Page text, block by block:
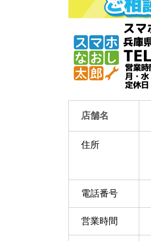
店舗名
住所
電話番号
営業時間